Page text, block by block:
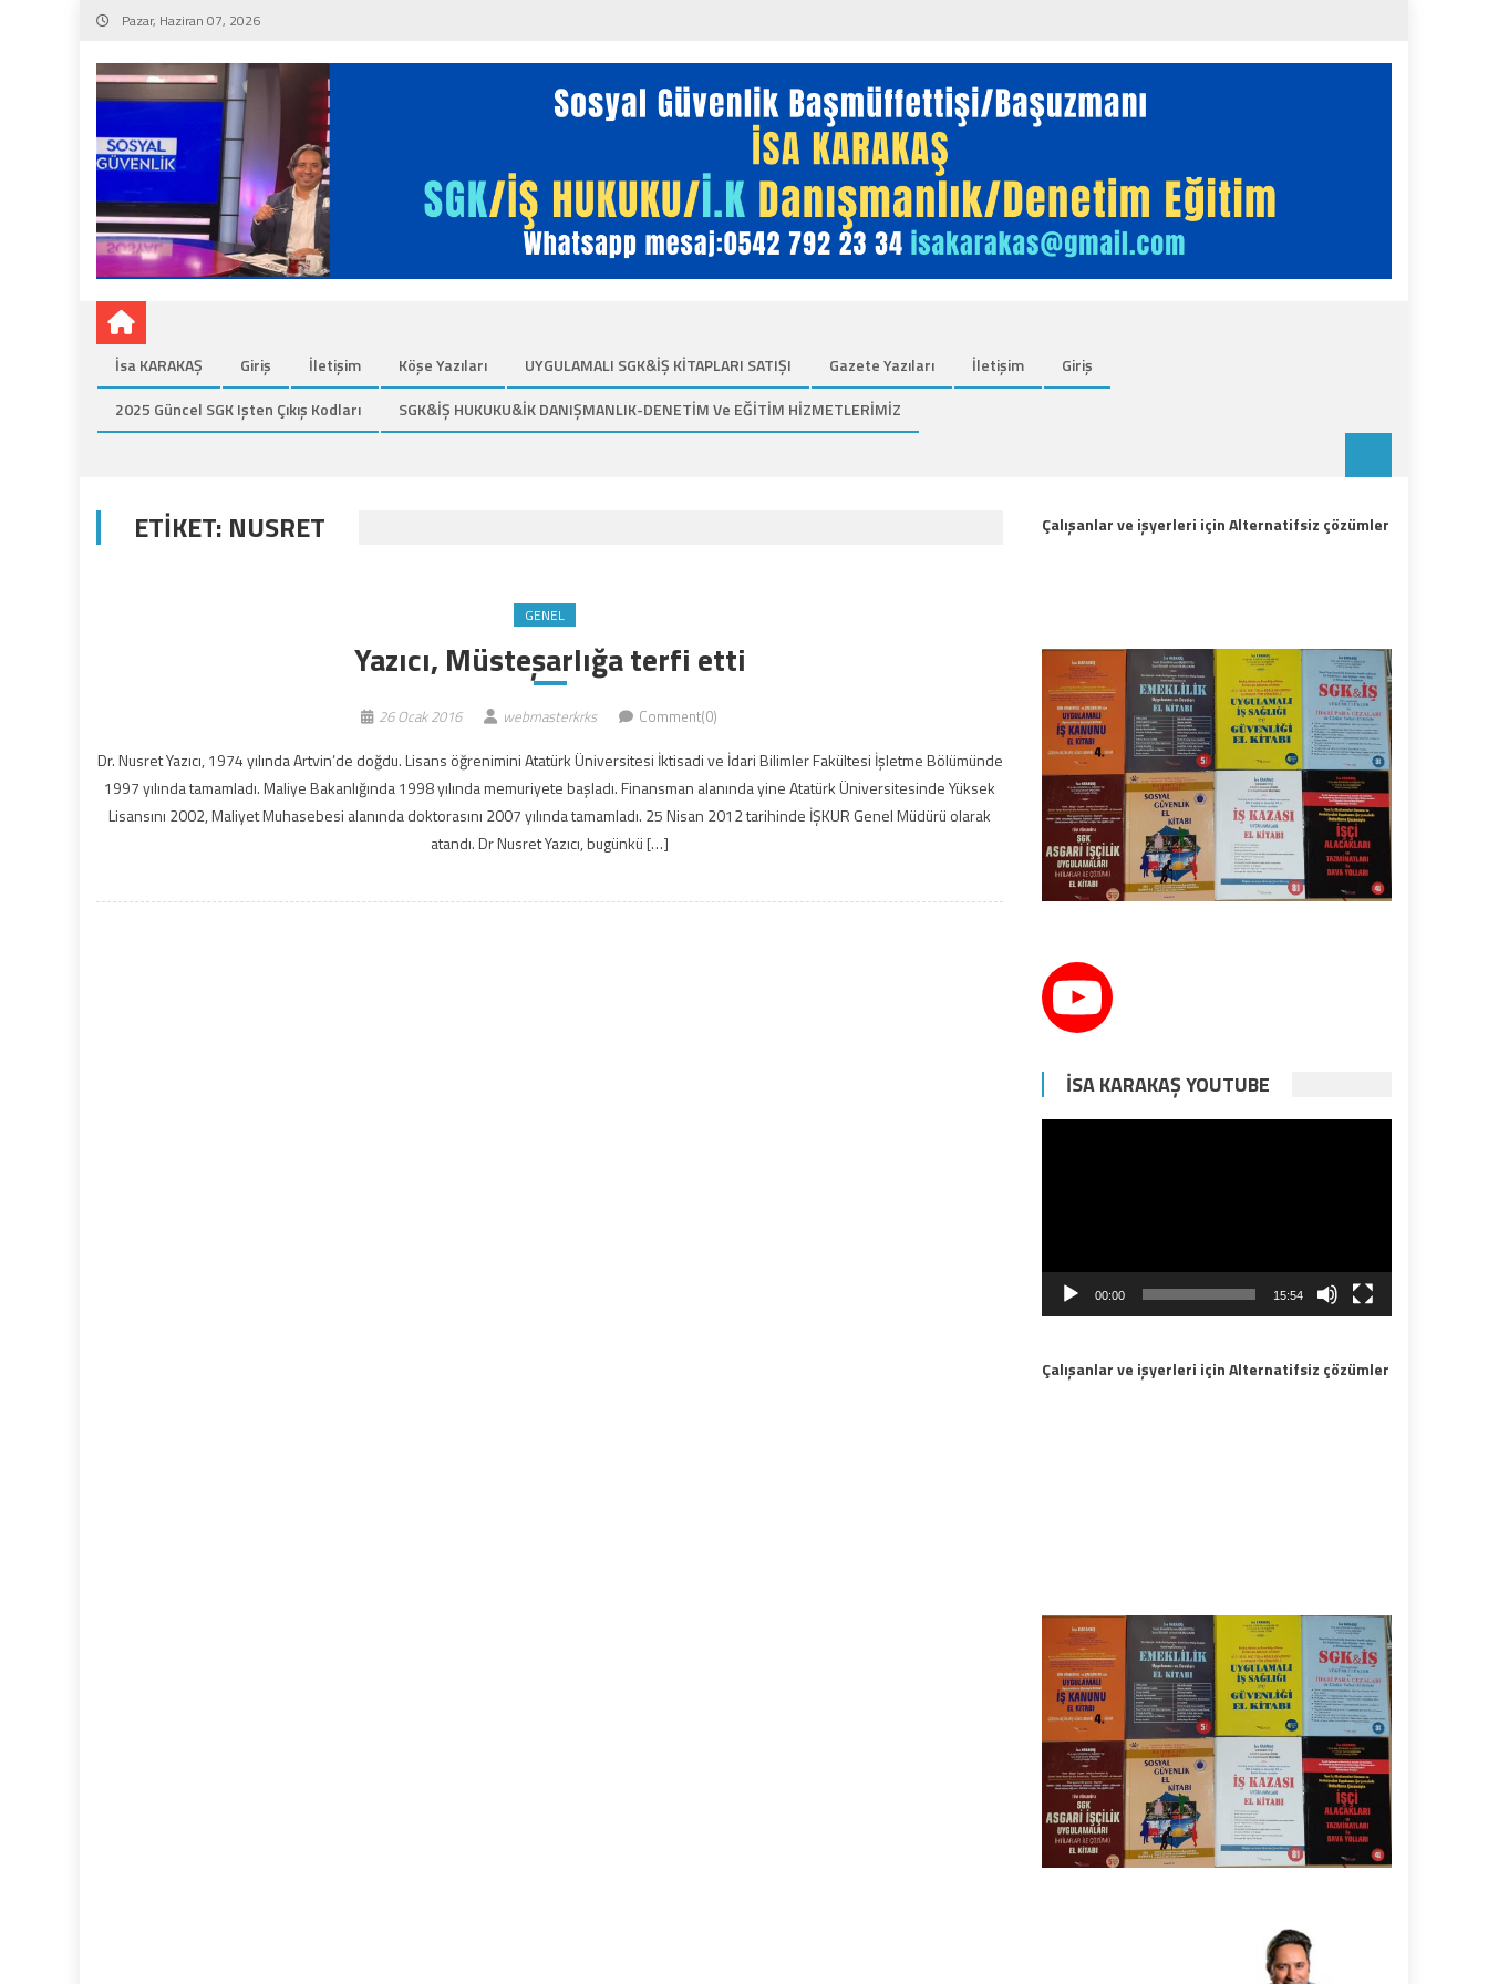
Skip
content
Pazar, Haziran 07, 2026
İsa KARAKAŞ Giriş İletişim Köşe Yazıları UYGULAMALI SGK&İŞ KİTAPLARI SATIŞI Gazete Yazıları İletişim
Giriş
2025 Güncel SGK Işten Çıkış Kodları
SGK&İŞ HUKUKU&İK DANIŞMANLIK-DENETİM Ve EĞİTİM HİZMETLERİMİZ
ETIKET: NUSRET
GENEL
Yazıcı, Müsteşarlığa terfi etti
26 Ocak 2016 webmasterkrks Comment(0)
Dr. Nusret Yazıcı, 1974 yılında Artvin’de doğdu. Lisans öğrenimini Atatürk Üniversitesi İktisadi ve İdari Bilimler Fakültesi İşletme Bölümünde
1997 yılında tamamladı. Maliye Bakanlığında 1998 yılında memuriyete başladı. Finansman alanında yine Atatürk Üniversitesinde Yüksek
Lisansını 2002, Maliyet Muhasebesi alanında doktorasını 2007 yılında tamamladı. 25 Nisan 2012 tarihinde İŞKUR Genel Müdürü olarak
atandı. Dr Nusret Yazıcı, bugünkü […]
Çalışanlar ve işyerleri için Alternatifsiz çözümler
İSA KARAKAŞ YOUTUBE
00:00 15:54
Çalışanlar ve işyerleri için Alternatifsiz çözümler